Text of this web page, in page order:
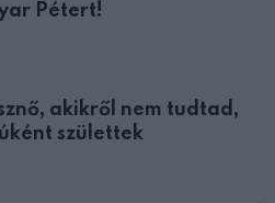
Pétert!
akikről nem tudtad,
születtek